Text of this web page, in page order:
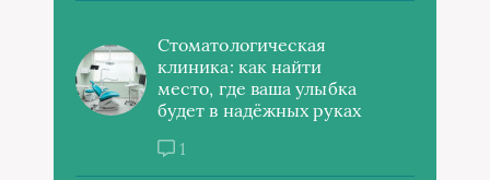
Стоматологическая
клиника: как найти
место, где ваша улыбка
будет в надёжных руках
1